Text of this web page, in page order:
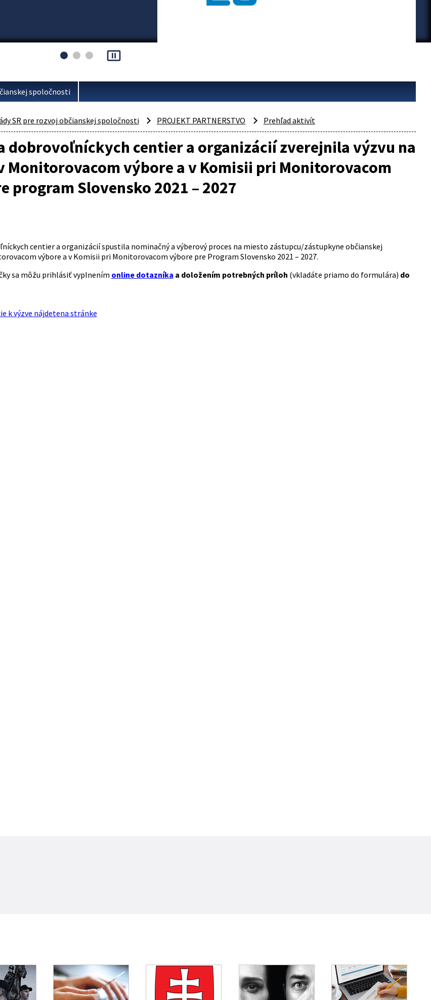
pause_presentation
spoločnosti
SR pre rozvoj občianskej spoločnosti PROJEKT PARTNERSTVO Prehľad aktivít
dobrovoľníckych centier a organizácií zverejnila výzvu na
Monitorovacom výbore a v Komisii pri Monitorovacom
program Slovensko 2021 – 2027
centier a organizácií spustila nominačný a výberový proces na miesto zástupcu/zástupkyne občianskej
výbore a v Komisii pri Monitorovacom výbore pre Program Slovensko 2021 – 2027.
sa môžu prihlásiť vyplnením online dotazníka a doložením potrebných príloh (vkladáte priamo do formulára) do
k výzve nájdetena stránke